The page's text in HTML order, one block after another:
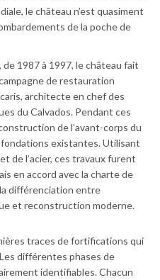
le château n’est quasiment
de la poche de
de 1987 à 1997, le château fait
de restauration
architecte en chef des
du Calvados. Pendant ces
de l’avant-corps du
existantes. Utilisant
de l’acier, ces travaux furent
en accord avec la charte de
différenciation entre
et reconstruction moderne.
traces de fortifications qui
différentes phases de
identifiables. Chacun